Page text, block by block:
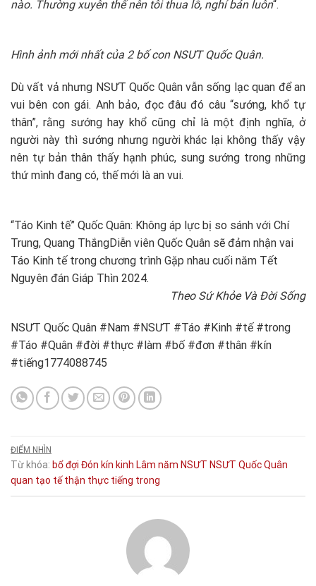
nào. Thường xuyên thế nên tôi thua lỗ, nghỉ bán luôn“.
Hình ảnh mới nhất của 2 bố con NSƯT Quốc Quân.
Dù vất vả nhưng NSƯT Quốc Quân vẫn sống lạc quan để an
vui bên con gái. Anh bảo, đọc đâu đó câu “sướng, khổ tự
thân”, rằng sướng hay khổ cũng chỉ là một định nghĩa, ở
người này thì sướng nhưng người khác lại không thấy vậy
nên tự bản thân thấy hạnh phúc, sung sướng trong những
thứ mình đang có, thế mới là an vui.
“Táo Kinh tế” Quốc Quân: Không áp lực bị so sánh với Chí
Trung, Quang ThắngDiễn viên Quốc Quân sẽ đảm nhận vai
Táo Kinh tế trong chương trình Gặp nhau cuối năm Tết
Nguyên đán Giáp Thìn 2024.
Theo Sứ Khỏe Và Đời Sống
NSƯT Quốc Quân #Nam #NSƯT #Táo #Kinh #tế #trong
#Táo #Quân #đời #thực #làm #bố #đơn #thân #kín
#tiếng1774088745
ĐIỂM NHÌN
Từ khóa: bổđợi Đón kín kinh Lâm năm NSƯT NSƯT Quốc Quân
quan tạo tế thận thực tiếng trong